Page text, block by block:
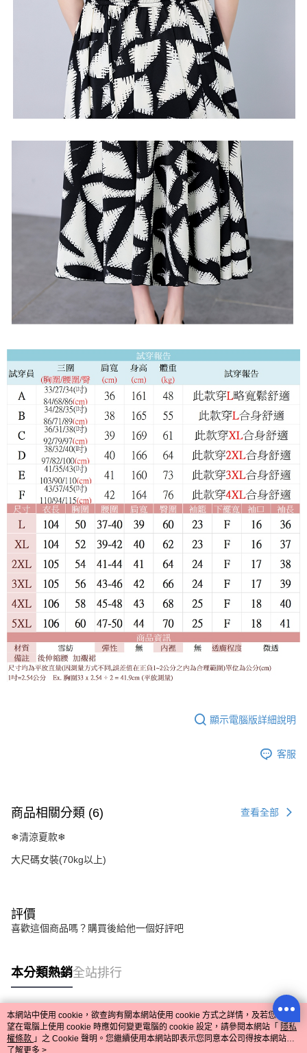
顯示電腦版詳細說明
客服
商品相關分類 (6) 查看全部
❄清涼夏款❄
大尺碼女裝(70kg以上)
評價
喜歡這個商品嗎？購買後給他一個好評吧
本分類熱銷全站排行
熱門標籤
本網站中使用 cookie，欲查詢有關本網站使用 cookie 方式之詳情，及若您不希
望在電腦上使用 cookie 時應如何變更電腦的 cookie 設定，請參閱本網站「 隱私
權條款 」之 Cookie 聲明。您繼續使用本網站即表示您同意本公司得按本網站使
用條款之 Cookie 聲明使用 cookie。
了解更多 >